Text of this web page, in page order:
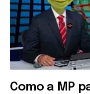
Como a MP